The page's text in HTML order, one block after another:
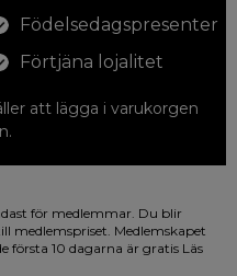
Födelsedagspresenter
Förtjäna lojalitet
att lägga i varukorgen
dina teckningar med. På
fjärilar i vilda fluorescerande
för medlemmar. Du blir
medlemspriset. Medlemskapet
första 10 dagarna är gratis Läs